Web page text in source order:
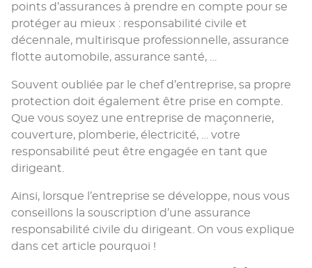
points d’assurances à prendre en compte pour se
protéger au mieux : responsabilité civile et
décennale, multirisque professionnelle, assurance
flotte automobile, assurance santé, …
Souvent oubliée par le chef d’entreprise, sa propre
protection doit également être prise en compte.
Que vous soyez une entreprise de maçonnerie,
couverture, plomberie, électricité, … votre
responsabilité peut être engagée en tant que
dirigeant.
Ainsi, lorsque l’entreprise se développe, nous vous
conseillons la souscription d’une assurance
responsabilité civile du dirigeant. On vous explique
dans cet article pourquoi !